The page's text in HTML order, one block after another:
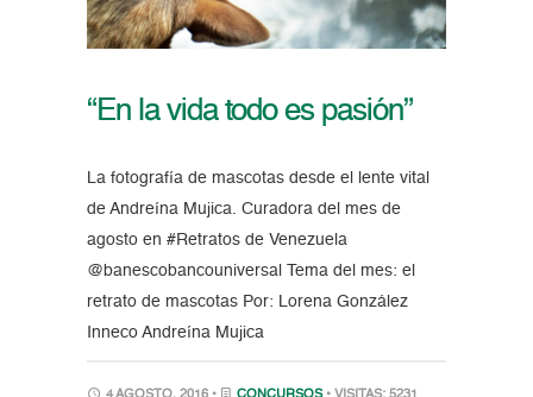
“En la vida todo es pasión”
La fotografía de mascotas desde el lente vital
de Andreína Mujica. Curadora del mes de
agosto en #Retratos de Venezuela
@banescobancouniversal Tema del mes: el
retrato de mascotas Por: Lorena González
Inneco Andreína Mujica